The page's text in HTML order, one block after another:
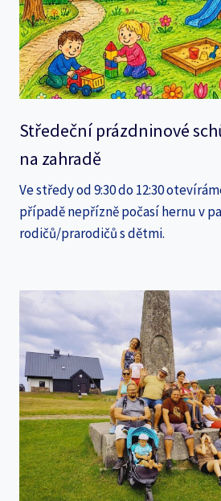
Středeční prázdninové
na zahradě
Ve středy od 9:30 do 12:30
případě nepřízně počasí hernu v
rodičů/prarodičů s dětmi.